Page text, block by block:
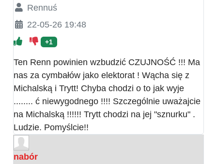
Rennuś
22-05-26 19:48
+1
Ten Renn powinien wzbudzić CZUJNOŚĆ !!! Ma
nas za cymbałów jako elektorat ! Wącha się z
Michalską i Trytt! Chyba chodzi o to jak wyje
........ ć niewygodnego !!!! Szczególnie uważajcie
na Michalską !!!!!! Trytt chodzi na jej "sznurku" .
Ludzie. Pomyślcie!!
nabór